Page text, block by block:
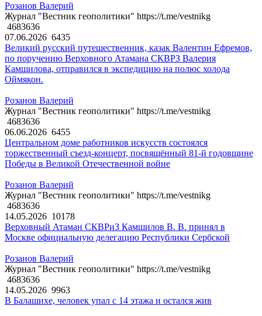
Розанов Валерий
Журнал "Вестник геополитики" https://t.me/vestnikg
4683636
07.06.2026 6435
Великий русский путешественник, казак Валентин Ефремов,
по поручению Верховного Атамана СКВРЗ Валерия
Камшилова, отправился в экспедицию на полюс холода
Оймякон.
Розанов Валерий
Журнал "Вестник геополитики" https://t.me/vestnikg
4683636
06.06.2026 6455
Центральном доме работников искусств состоялся
торжественный съезд-концерт, посвящённый 81-й годовщине
Победы в Великой Отечественной войне
Розанов Валерий
Журнал "Вестник геополитики" https://t.me/vestnikg
4683636
14.05.2026 10178
Верховный Атаман СКВРиЗ Камшилов В. В. принял в
Москве официальную делегацию Республики Сербской
Розанов Валерий
Журнал "Вестник геополитики" https://t.me/vestnikg
4683636
14.05.2026 9963
В Балашихе, человек упал с 14 этажа и остался жив